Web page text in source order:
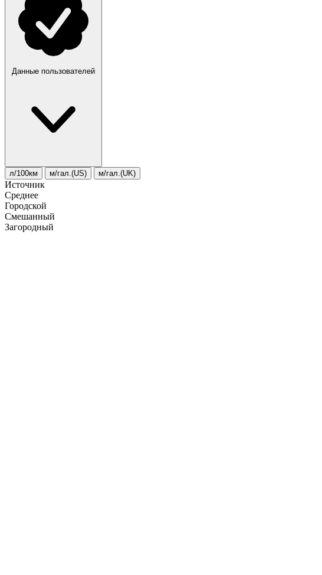
Данные пользователей
л/100км м/гал.(US) м/гал.(UK)
Источник
Среднее
Городской
Смешанный
Загородный